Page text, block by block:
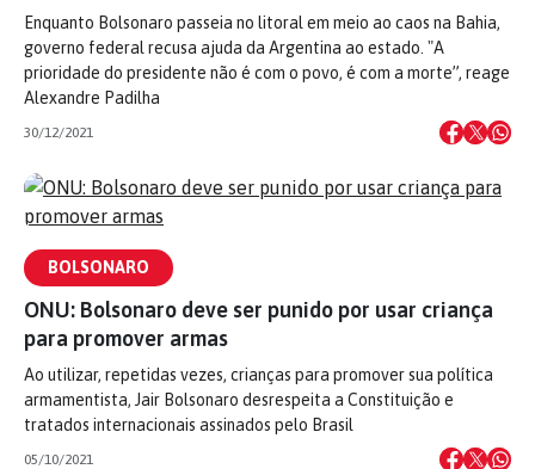
Enquanto Bolsonaro passeia no litoral em meio ao caos na Bahia,
governo federal recusa ajuda da Argentina ao estado. "A
prioridade do presidente não é com o povo, é com a morte”, reage
Alexandre Padilha
30/12/2021
BOLSONARO
ONU: Bolsonaro deve ser punido por usar criança
para promover armas
Ao utilizar, repetidas vezes, crianças para promover sua política
armamentista, Jair Bolsonaro desrespeita a Constituição e
tratados internacionais assinados pelo Brasil
05/10/2021